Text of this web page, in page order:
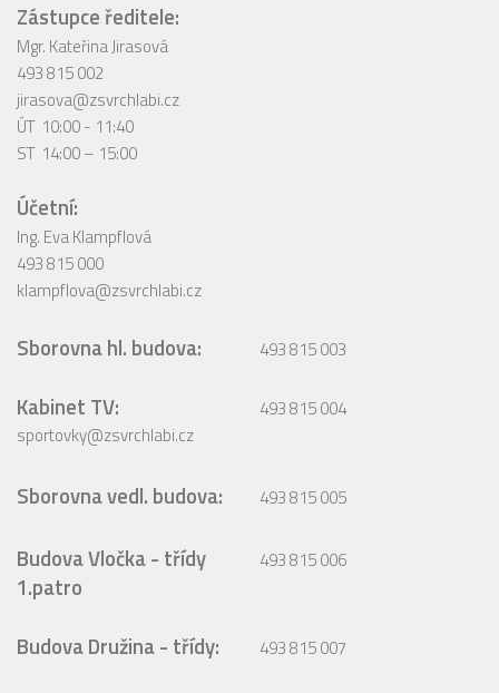
Zástupce ředitele:
Mgr. Kateřina Jirasová
493 815 002
jirasova@zsvrchlabi.cz
ÚT 10:00 - 11:40
ST 14:00 – 15:00
Účetní:
Ing. Eva Klampflová
493 815 000
klampflova@zsvrchlabi.cz
Sborovna hl. budova: 493 815 003
Kabinet TV:
sportovky@zsvrchlabi.cz
493 815 004
Sborovna vedl. budova: 493 815 005
Budova Vločka - třídy
1.patro
493 815 006
Budova Družina - třídy: 493 815 007